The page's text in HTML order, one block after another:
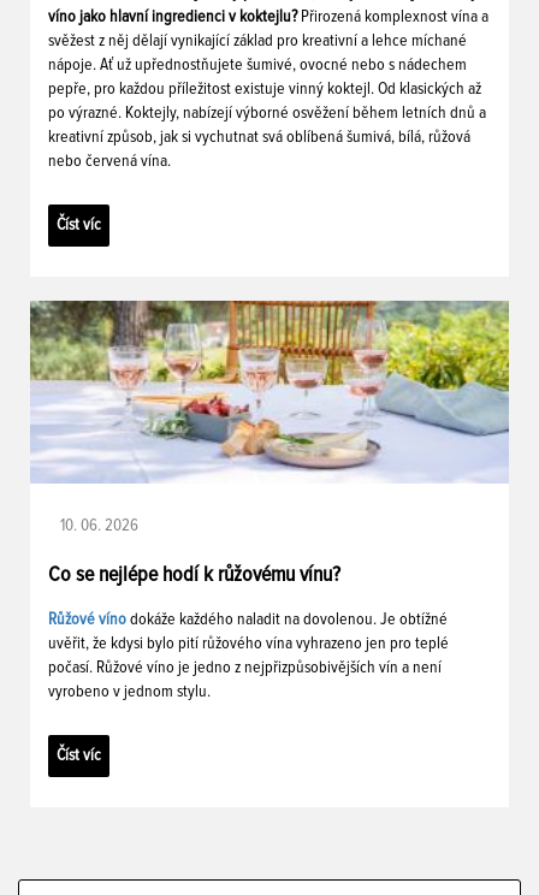
víno jako hlavní ingredienci v koktejlu? Přirozená komplexnost vína a
svěžest z něj dělají vynikající základ pro kreativní a lehce míchané
nápoje. Ať už upřednostňujete šumivé, ovocné nebo s nádechem
pepře, pro každou příležitost existuje vinný koktejl. Od klasických až
po výrazné. Koktejly, nabízejí výborné osvěžení během letních dnů a
kreativní způsob, jak si vychutnat svá oblíbená šumivá, bílá, růžová
nebo červená vína.
Číst víc
10. 06. 2026
Co se nejlépe hodí k růžovému vínu?
Růžové víno dokáže každého naladit na dovolenou. Je obtížné
uvěřit, že kdysi bylo pití růžového vína vyhrazeno jen pro teplé
počasí. Růžové víno je jedno z nejpřizpůsobivějších vín a není
vyrobeno v jednom stylu.
Číst víc